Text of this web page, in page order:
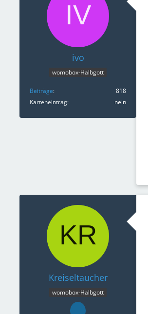
ivo
womobox-Halbgott
Beiträge
818
Karteneintrag
nein
Kreiseltaucher
womobox-Halbgott